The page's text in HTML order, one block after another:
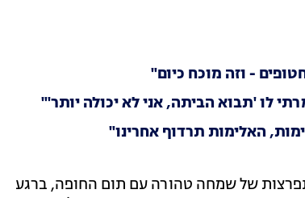
- וזה מוכח כיום"
לו 'תבוא הביתה, אני לא יכולה יותר'"
האלימות תרדוף אחרינו"
של שמחה טהורה עם תום החופה, ברגע